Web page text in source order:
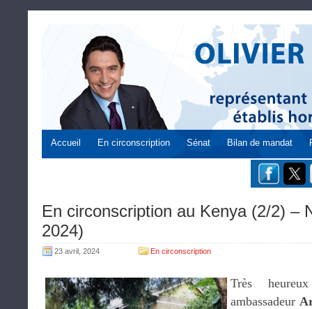
Accueil En circonscription Sénat Bilan de mandat
En circonscription au Kenya (2/2) –
2024)
23 avril, 2024 En circonscription
Très
ambassadeur